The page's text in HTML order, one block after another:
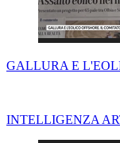
GALLURA E
INTELLIGENZA